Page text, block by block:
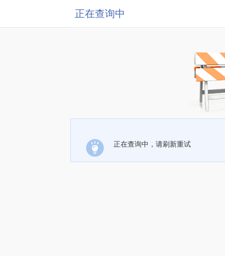
正在查询中
正在查询中，请刷新重试